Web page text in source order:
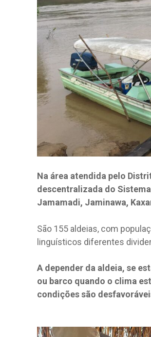
Na área atendida pelo
descentralizada do
Jamamadi, Jaminawa,
São 155 aldeias, com
linguísticos diferentes
A depender da aldeia, se
ou barco quando o clima
condições são